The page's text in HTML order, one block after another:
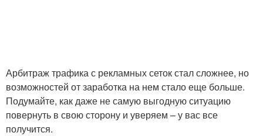
Арбитраж трафика с рекламных сеток стал сложнее, но
возможностей от заработка на нем стало еще больше.
Подумайте, как даже не самую выгодную ситуацию
повернуть в свою сторону и уверяем – у вас все
получится.